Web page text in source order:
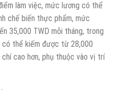
làm việc, mức lương có thể
chế biến thực phẩm, mức
35,000 TWD mỗi tháng, trong
có thể kiếm được từ 28,000
cao hơn, phụ thuộc vào vị trí